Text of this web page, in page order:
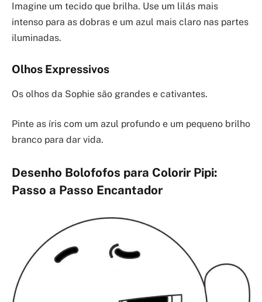
Imagine um tecido que brilha. Use um lilás mais
intenso para as dobras e um azul mais claro nas partes
iluminadas.
Olhos Expressivos
Os olhos da Sophie são grandes e cativantes.
Pinte as íris com um azul profundo e um pequeno brilho
branco para dar vida.
Desenho Bolofofos para Colorir Pipi:
Passo a Passo Encantador